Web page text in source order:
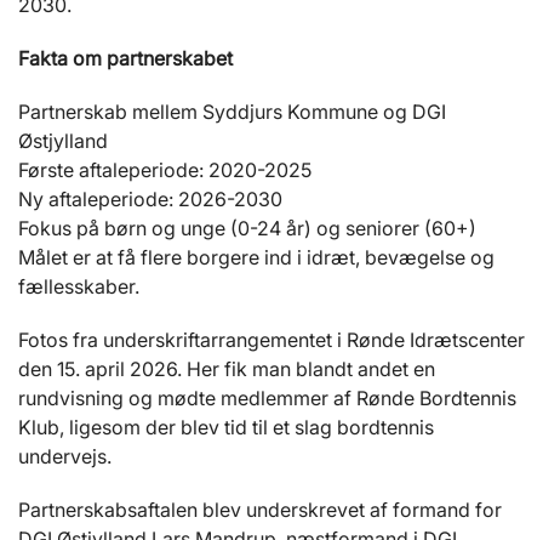
2030.
Fakta om partnerskabet
Partnerskab mellem Syddjurs Kommune og DGI
Østjylland
Første aftaleperiode: 2020-2025
Ny aftaleperiode: 2026-2030
Fokus på børn og unge (0-24 år) og seniorer (60+)
Målet er at få flere borgere ind i idræt, bevægelse og
fællesskaber.
Fotos fra underskriftarrangementet i Rønde Idrætscenter
den 15. april 2026. Her fik man blandt andet en
rundvisning og mødte medlemmer af Rønde Bordtennis
Klub, ligesom der blev tid til et slag bordtennis
undervejs.
Partnerskabsaftalen blev underskrevet af formand for